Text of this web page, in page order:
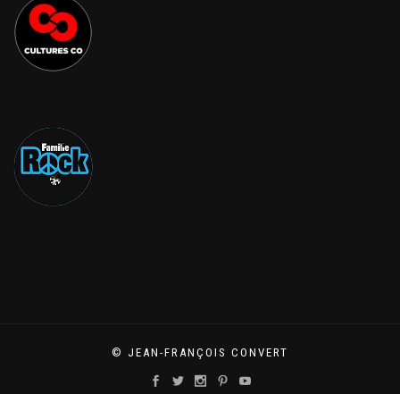
© JEAN-FRANÇOIS CONVERT